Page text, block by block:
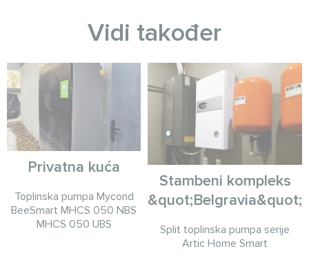
Vidi također
Privatna kuća
Toplinska pumpa Mycond
BeeSmart MHCS 050 NBS
MHCS 050 UBS
Stambeni kompleks
&quot;Belgravia&quot;
Split toplinska pumpa serije
Artic Home Smart